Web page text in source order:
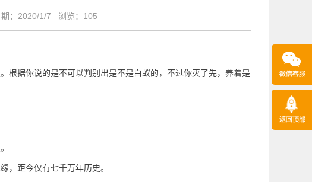
期：2020/1/7 浏览： 105
根据你说的是不可以判别出是不是白蚁的，不过你灭了先，养着是
，距今仅有七千万年历史。